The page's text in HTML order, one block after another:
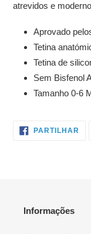
atrevidos e
Aprovado
Tetina
Tetina de
Sem Bisfenol
Tamanho 0-6
PARTILHAR
Informações